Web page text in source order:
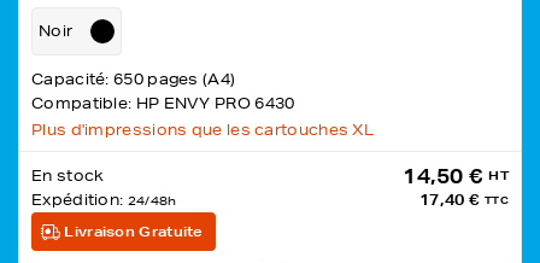
Noir
Capacité: 650 pages (A4)
Compatible: HP ENVY PRO 6430
Plus d'impressions que les cartouches XL
En stock
Expédition: 24/48h
14,50 € HT
17,40 € TTC
Livraison Gratuite